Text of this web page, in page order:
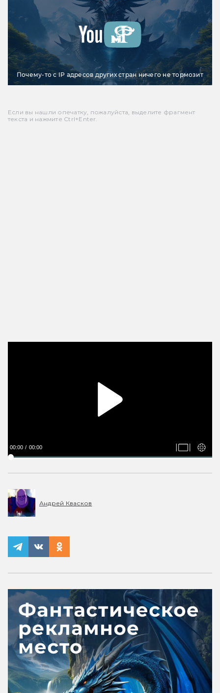
Почему-то с IP адресов других стран ничего не тормозит
Если вы нашли опечатку, пожалуйста, выделите фрагмент
текста и нажмите Ctrl+Enter.
00:00 00:00
Андрей Квасков